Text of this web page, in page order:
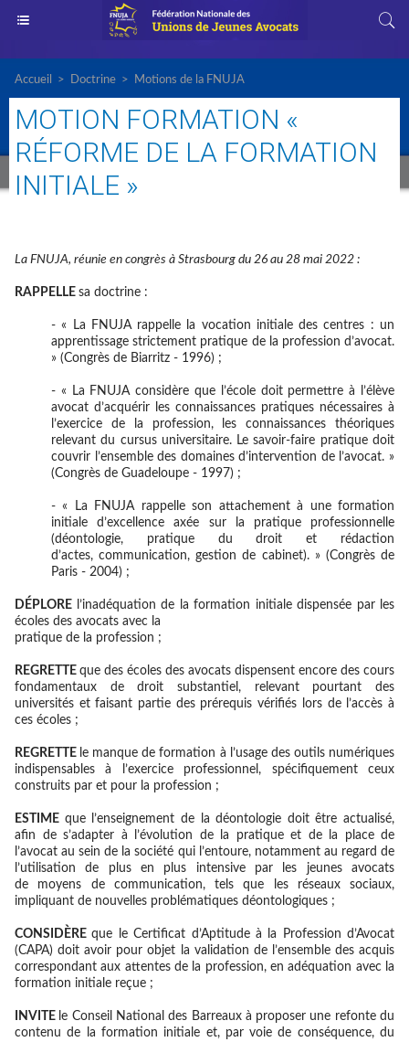
Accueil > Doctrine > Motions de la FNUJA
MOTION FORMATION «
RÉFORME DE LA FORMATION
INITIALE »
La FNUJA, réunie en congrès à Strasbourg du 26 au 28 mai 2022 :
RAPPELLE sa doctrine :
- « La FNUJA rappelle la vocation initiale des centres : un
apprentissage strictement pratique de la profession d’avocat.
» (Congrès de Biarritz - 1996) ;
- « La FNUJA considère que l’école doit permettre à l’élève
avocat d’acquérir les connaissances pratiques nécessaires à
l’exercice de la profession, les connaissances théoriques
relevant du cursus universitaire. Le savoir-faire pratique doit
couvrir l’ensemble des domaines d’intervention de l’avocat. »
(Congrès de Guadeloupe - 1997) ;
- « La FNUJA rappelle son attachement à une formation
initiale d’excellence axée sur la pratique professionnelle
(déontologie, pratique du droit et rédaction
d’actes, communication, gestion de cabinet). » (Congrès de
Paris - 2004) ;
DÉPLORE
l’inadéquation de la formation initiale dispensée par les
écoles des avocats avec la
pratique de la profession ;
REGRETTE que des écoles des avocats dispensent encore des cours
fondamentaux de droit substantiel, relevant pourtant des
universités et faisant partie des prérequis vérifiés lors de l’accès à
ces écoles ;
REGRETTE le manque de formation à l’usage des outils numériques
indispensables à l’exercice professionnel, spécifiquement ceux
construits par et pour la profession ;
ESTIME que l’enseignement de la déontologie doit être actualisé,
afin de s’adapter à l’évolution de la pratique et de la place de
l’avocat au sein de la société qui l’entoure, notamment au regard de
l’utilisation de plus en plus intensive par les jeunes avocats
de moyens de communication, tels que les réseaux sociaux,
impliquant de nouvelles problématiques déontologiques ;
CONSIDÈREque le Certificat d’Aptitude à la Profession d’Avocat
(CAPA) doit avoir pour objet la validation de l’ensemble des acquis
correspondant aux attentes de la profession, en adéquation avec la
formation initiale reçue ;
INVITE le Conseil National des Barreaux à proposer une refonte du
contenu de la formation initiale et, par voie de conséquence, du